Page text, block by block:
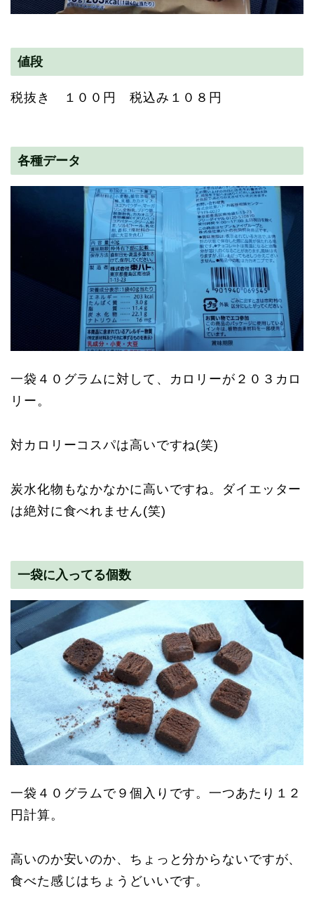
値段
税抜き １００円 税込み１０８円
各種データ
一袋４０グラムに対して、カロリーが２０３カロ
リー。
対カロリーコスパは高いですね(笑)
炭水化物もなかなかに高いですね。ダイエッター
は絶対に食べれません(笑)
一袋に入ってる個数
一袋４０グラムで９個入りです。一つあたり１２
円計算。
高いのか安いのか、ちょっと分からないですが、
食べた感じはちょうどいいです。